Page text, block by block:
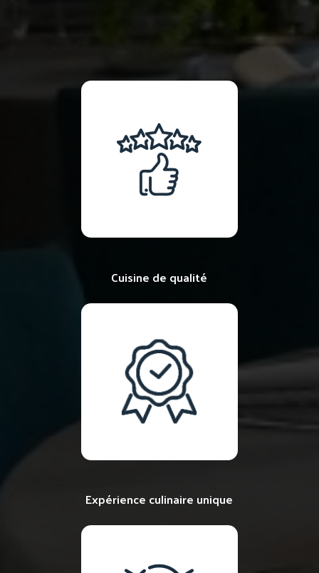
Cuisine de qualité
Expérience culinaire unique